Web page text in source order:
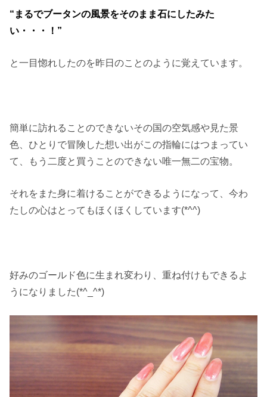
“まるでブータンの風景をそのまま石にしたみた
い・・・！”
と一目惚れしたのを昨日のことのように覚えています。
簡単に訪れることのできないその国の空気感や見た景
色、ひとりで冒険した想い出がこの指輪にはつまってい
て、もう二度と買うことのできない唯一無二の宝物。
それをまた身に着けることができるようになって、今わ
たしの心はとってもほくほくしています(*^^)
好みのゴールド色に生まれ変わり、重ね付けもできるよ
うになりました(*^_^*)